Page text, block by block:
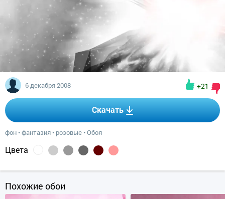
6 декабря 2008 +21
Скачать
фон •фантазия • розовые •Обоя
Цвета
Похожие обои